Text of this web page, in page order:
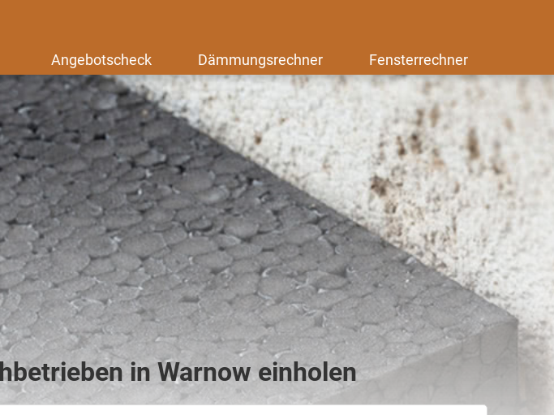
Angebotscheck Dämmungsrechner Fensterrechner
in Warnow einholen